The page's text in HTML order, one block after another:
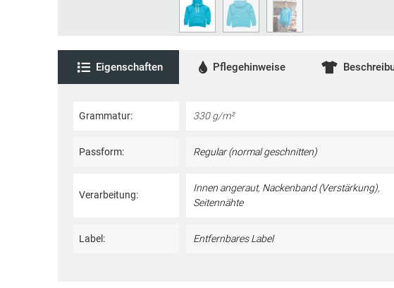
Eigenschaften Pflegehinweise
Grammatur: 330 g/m²
Passform: Regular (normal geschnitten)
Verarbeitung:
Innen angeraut, Nackenband (Verstärkung),
Seitennähte
Label: Entfernbares Label